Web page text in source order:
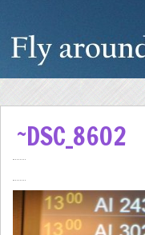
~DSC_8602